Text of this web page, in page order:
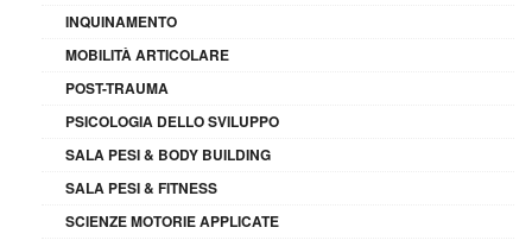
INQUINAMENTO
MOBILITÀ ARTICOLARE
POST-TRAUMA
PSICOLOGIA DELLO SVILUPPO
SALA PESI & BODY BUILDING
SALA PESI & FITNESS
SCIENZE MOTORIE APPLICATE